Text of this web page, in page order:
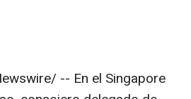
-- En el Singapore